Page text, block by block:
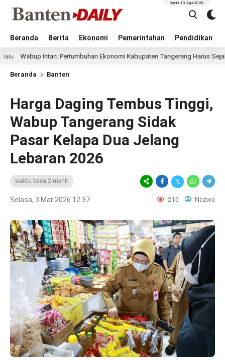
Beranda Berita Ekonomi Pemerintahan Pendidikan
Senin, 10 Agu 2026
Intan: Pertumbuhan Ekonomi Kabupaten Tangerang Harus Sejalan
Beranda Banten
Harga Daging Tembus Tinggi,
Wabup Tangerang Sidak
Pasar Kelapa Dua Jelang
Lebaran 2026
waktu baca 2 menit
Selasa, 3 Mar 2026 12:37 215 Nazwa